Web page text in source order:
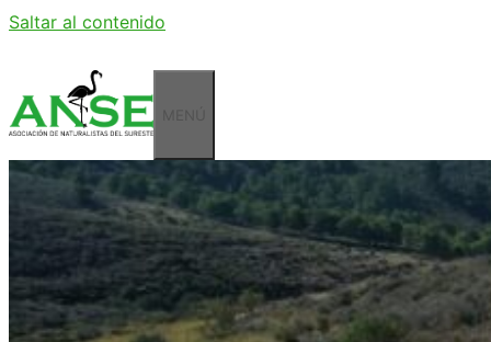
Saltar al contenido